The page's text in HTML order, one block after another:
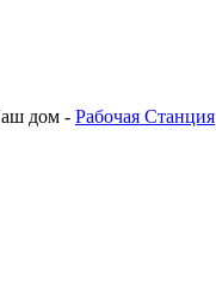
дом - Рабочая Станция